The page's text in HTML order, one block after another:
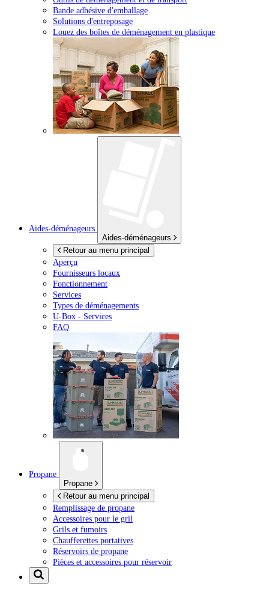
Bande adhésive d'emballage
Solutions d'entreposage
Louez des boîtes de déménagement en plastique
Aides-déménageurs
Aides-déménageurs
Retour au menu principal
Aperçu
Fournisseurs locaux
Fonctionnement
Services
Types de déménagements
U-Box - Services
FAQ
Propane
Propane
Retour au menu principal
Remplissage de propane
Accessoires pour le gril
Grils et fumoirs
Chaufferettes portatives
Réservoirs de propane
Pièces et accessoires pour réservoir